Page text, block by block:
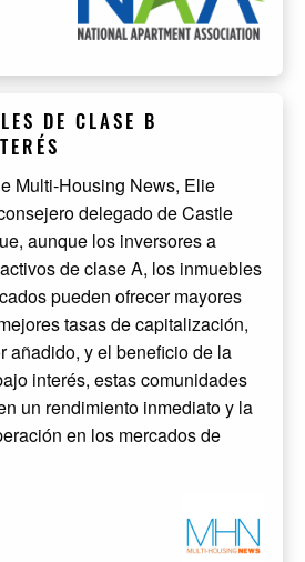
DE CLASE B
Multi-Housing News, Elie
delegado de Castle
aunque los inversores a
de clase A, los inmuebles
pueden ofrecer mayores
tasas de capitalización,
añadido, y el beneficio de la
interés, estas comunidades
un rendimiento inmediato y la
en los mercados de